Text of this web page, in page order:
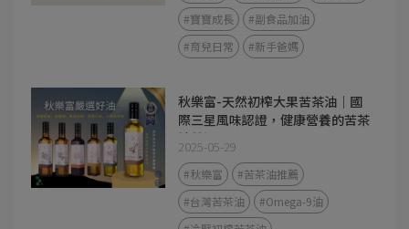
#寶寶成長
#副食品加油
#育兒日常
#新手爸媽
秋樂富-天然初榨大果苦茶油｜國
際三星風味認證，健康營養的苦茶
油首選
2025-05-29
#秋樂富
#苦茶油推薦
#台灣苦茶油
#Omega-9油